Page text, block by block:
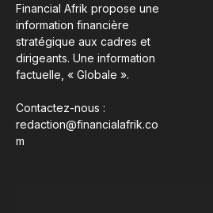
Financial Afrik propose une
information financière
stratégique aux cadres et
dirigeants. Une information
factuelle, « Globale ».
Contactez-nous :
redaction@financialafrik.co
m